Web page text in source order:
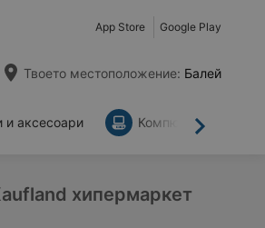
App Store Google Play
Твоето местоположение: Балей
Напред
и аксесоари Компютри и
хипермаркет